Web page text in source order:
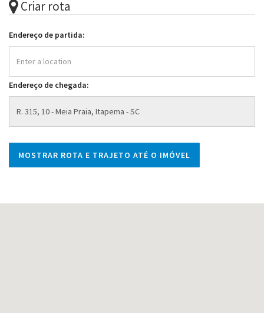
Criar rota
Endereço de partida:
Endereço de chegada: